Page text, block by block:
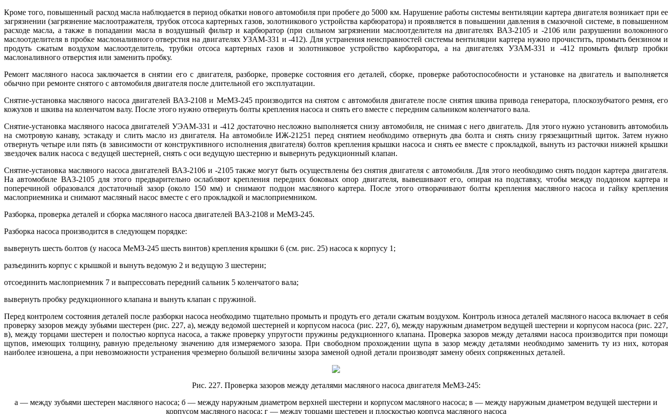
Кроме того, повышенный расход масла наблюдается в период обкатки нового автомобиля при пробеге до 5000 км. Нарушение работы системы вентиляции картера двигателя возникает при ее
загрязнении (загрязнение маслоотражателя, трубок отсоса картерных газов, золотникового устройства карбюратора) и проявляется в повышении давления в смазочной системе, в повышенном
расходе масла, а также в попадании масла в воздушный фильтр и карбюратор (при сильном загрязнении маслоотделителя на двигателях ВАЗ-2105 и -2106 или разрушении волоконного
маслоотделителя в пробке маслоналивного отверстия на двигателях УЗАМ-331 и -412). Для устранения неисправностей системы вентиляции картера нужно прочистить, промыть бензином и
продуть сжатым воздухом маслоотделитель, трубки отсоса картерных газов и золотниковое устройство карбюратора, а на двигателях УЗАМ-З31 и -412 промыть фильтр пробки
маслоналивного отверстия или заменить пробку.
Ремонт масляного насоса заключается в снятии его с двигателя, разборке, проверке состояния его деталей, сборке, проверке работоспособности и установке на двигатель и выполняется
обычно при ремонте снятого с автомобиля двигателя после длительной его эксплуатации.
Снятие-установка масляного насоса двигателей ВАЗ-2108 и МеМЗ-245 производится на снятом с автомобиля двигателе после снятия шкива привода генератора, плоскозубчатого ремня, его
кожухов и шкива на коленчатом валу. После этого нужно отвернуть болты крепления насоса и снять его вместе с передним сальником коленчатого вала.
Снятие-установка масляного насоса двигателей УЭАМ-331 и -412 достаточно несложно выполняется снизу автомобиля, не снимая с него двигатель. Для этого нужно установить автомобиль
на смотровую канаву, эстакаду и слить масло из двигателя. На автомобиле ИЖ-21251 перед снятием необходимо отвернуть два болта и снять снизу грязезащитный щиток. Затем нужно
отвернуть четыре или пять (в зависимости от конструктивного исполнения двигателя) болтов крепления крышки насоса и снять ее вместе с прокладкой, вынуть из расточки нижней крышки
звездочек валик насоса с ведущей шестерней, снять с оси ведущую шестерню и вывернуть редукционный клапан.
Снятие-установка масляного насоса двигателей ВАЗ-2106 и -2105 также могут быть осуществлены без снятия двигателя с автомобиля. Для этого необходимо снять поддон картера двигателя.
На автомобиле ВАЗ-2105 для этого предварительно ослабляют крепления передних боковых опор двигателя, вывешивают его, опирая на подставку, чтобы между поддоном картера и
поперечиной образовался достаточный зазор (около 150 мм) и снимают подцон масляного картера. После этого отворачивают болты крепления масляного насоса и гайку крепления
маслоприемника и снимают масляный насос вместе с его прокладкой и маслоприемником.
Разборка, проверка деталей и сборка масляного насоса двигателей ВАЗ-2108 и МеМЗ-245.
Разборка насоса производится в следующем порядке:
вывернуть шесть болтов (у насоса МеМЗ-245 шесть винтов) крепления крышки 6 (см. рис. 25) насоса к корпусу 1;
разъединить корпус с крышкой и вынуть ведомую 2 и ведущую 3 шестерни;
отсоединить маслоприемник 7 и выпрессовать передний сальник 5 коленчатого вала;
вывернуть пробку редукционного клапана и вынуть клапан с пружиной.
Перед контролем состояния деталей после разборки насоса необходимо тщательно промыть и продуть его детали сжатым воздухом. Контроль износа деталей масляного насоса включает в себя
проверку зазоров между зубьями шестерен (рис. 227, а), между ведомой шестерней и корпусом насоса (рис. 227, б), между наружным диаметром ведущей шестерни и корпусом насоса (рис. 227,
в), между торцами шестерен и полостью корпуса насоса, а также проверку упругости пружины редукционного клапана. Проверка зазоров между деталями насоса производится при помощи
щупов, имеющих толщину, равную предельному значению для измеряемого зазора. При свободном прохождении щупа в зазор между деталями необходимо заменить ту из них, которая
наиболее изношена, а при невозможности устранения чрезмерно большой величины зазора заменой одной детали производят замену обеих сопряженных деталей.
Рис. 227. Проверка зазоров между деталями масляного насоса двигателя МеМЗ-245:
а — между зубьями шестерен масляного насоса; б — между наружным диаметром верхней шестерни и корпусом масляного насоса; в — между наружным диаметром ведущей шестерни и
корпусом масляного насоса; г — между торцами шестерен и плоскостью корпуса масляного насоса